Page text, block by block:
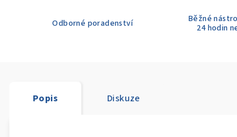
Odborné poradenství
Běžné
24 hodin
Popis Diskuze